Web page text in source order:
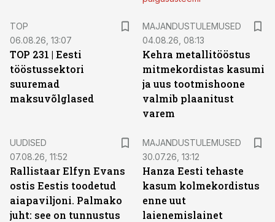
TOP
06.08.26, 13:07
TOP 231 | Eesti
tööstussektori
suuremad
maksuvõlglased
MAJANDUSTULEMUSED
04.08.26, 08:13
Kehra metallitööstus
mitmekordistas kasumi
ja uus tootmishoone
valmib plaanitust
varem
UUDISED
07.08.26, 11:52
Rallistaar Elfyn Evans
ostis Eestis toodetud
aiapaviljoni. Palmako
juht: see on tunnustus
MAJANDUSTULEMUSED
30.07.26, 13:12
Hanza Eesti tehaste
kasum kolmekordistus
enne uut
laienemislainet